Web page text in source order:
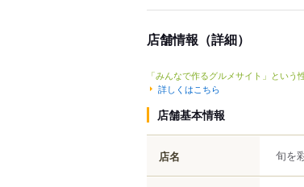
店舗情報（詳細）
「みんなで作るグルメサイト」とい
詳しくはこちら
店舗基本情報
店名 旬を